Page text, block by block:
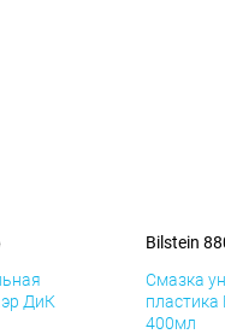
ДиК
Bilstein
Смазка
пластика
400мл